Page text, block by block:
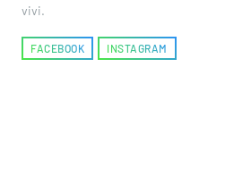
vivi.
FACEBOOK INSTAGRAM